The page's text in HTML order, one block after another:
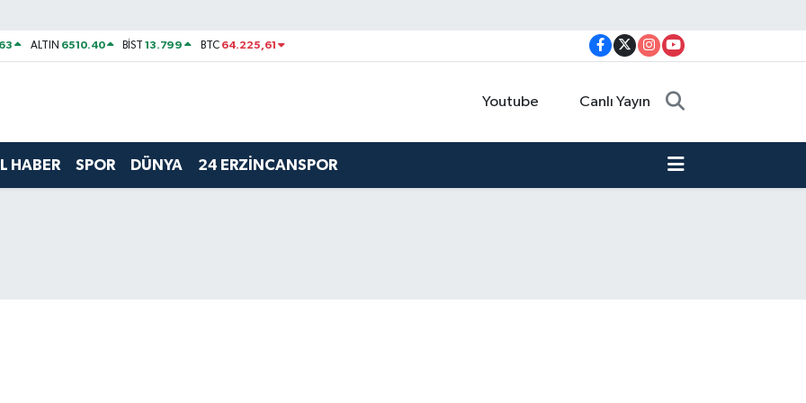
ALTIN 6510.40 BİST13.799 BTC 64.225,61
Youtube Canlı Yayın
HABER SPOR DÜNYA 24 ERZİNCANSPOR